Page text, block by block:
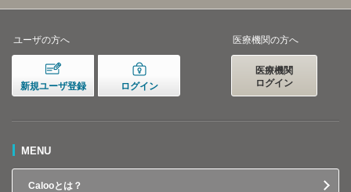
ユーザの方へ
新規ユーザ登録 ログイン
医療機関の方へ
医療機関
ログイン
MENU
Calooとは？